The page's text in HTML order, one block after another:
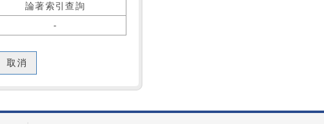
論著索引查詢
-
取消